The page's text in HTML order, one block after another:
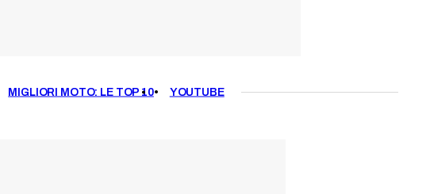
MIGLIORI MOTO: LE TOP 10 YOUTUBE